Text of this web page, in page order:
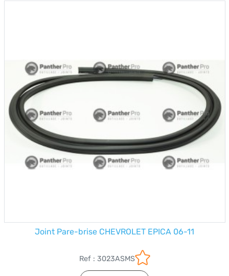
Joint Pare-brise CHEVROLET EPICA 06-11
Ref : 3023ASMS